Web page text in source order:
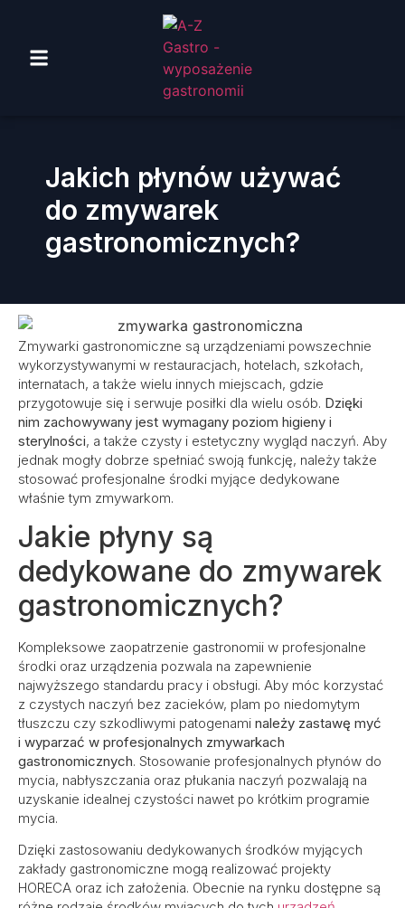
Jakich płynów używać
do zmywarek
gastronomicznych?
Zmywarki gastronomiczne są urządzeniami powszechnie
wykorzystywanymi w restauracjach, hotelach, szkołach,
internatach, a także wielu innych miejscach, gdzie
przygotowuje się i serwuje posiłki dla wielu osób. Dzięki
nim zachowywany jest wymagany poziom higieny i
sterylności, a także czysty i estetyczny wygląd naczyń. Aby
jednak mogły dobrze spełniać swoją funkcję, należy także
stosować profesjonalne środki myjące dedykowane
właśnie tym zmywarkom.
Jakie płyny są
dedykowane do zmywarek
gastronomicznych?
Kompleksowe zaopatrzenie gastronomii w profesjonalne
środki oraz urządzenia pozwala na zapewnienie
najwyższego standardu pracy i obsługi. Aby móc korzystać
z czystych naczyń bez zacieków, plam po niedomytym
tłuszczu czy szkodliwymi patogenami należy zastawę myć
i wyparzać w profesjonalnych zmywarkach
gastronomicznych. Stosowanie profesjonalnych płynów do
mycia, nabłyszczania oraz płukania naczyń pozwalają na
uzyskanie idealnej czystości nawet po krótkim programie
mycia.
Dzięki zastosowaniu dedykowanych środków myjących
zakłady gastronomiczne mogą realizować projekty
HORECA oraz ich założenia. Obecnie na rynku dostępne są